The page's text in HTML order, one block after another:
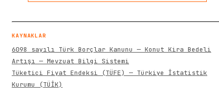
KAYNAKLAR
6098 sayılı Türk Borçlar Kanunu — Konut Kira Bedeli
Artışı — Mevzuat Bilgi Sistemi
Tüketici Fiyat Endeksi (TÜFE) — Türkiye İstatistik
Kurumu (TÜİK)